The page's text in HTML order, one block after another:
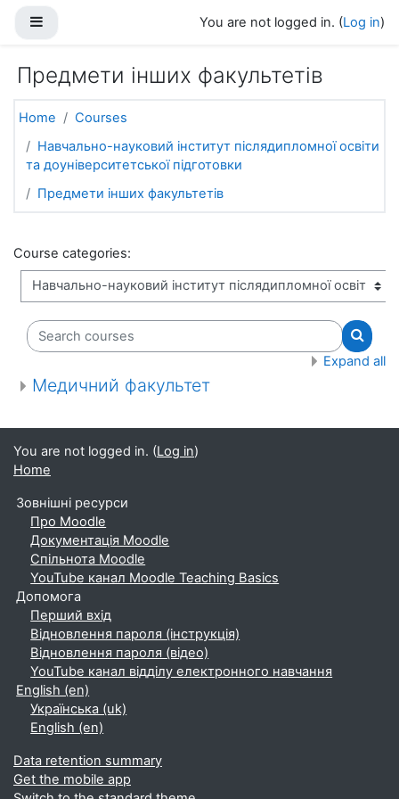
You are not logged in. (Log in)
Предмети інших факультетів
Home
Courses
Навчально-науковий інститут післядипломної освіти
та доуніверситетської підготовки
Предмети інших факультетів
Course categories:
Search courses
Expand all
Медичний факультет
You are not logged in. (Log in)
Home
Зовнішні ресурси
Про Moodle
Документація Moodle
Спільнота Moodle
YouTube канал Moodle Teaching Basics
Допомога
Перший вхід
Відновлення пароля (інструкція)
Відновлення пароля (відео)
YouTube канал відділу електронного навчання
English ‎(en)‎
Українська ‎(uk)‎
English ‎(en)‎
Data retention summary
Get the mobile app